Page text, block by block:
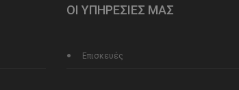
ΟΙ ΥΠΗΡΕΣΙΕΣ ΜΑΣ
Επισκευές